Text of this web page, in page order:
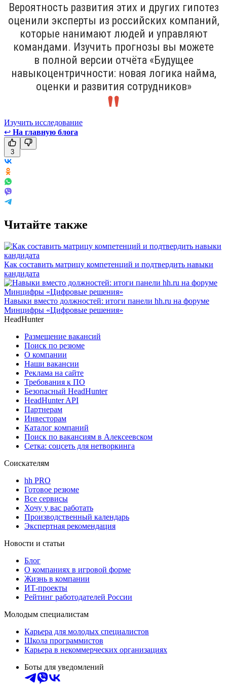
Вероятность развития этих и других гипотез
оценили эксперты из российских компаний,
которые нанимают людей и управляют
командами. Изучить прогнозы вы можете
в полной версии отчёта «Будущее
навыкоцентричности: новая логика найма,
оценки и развития сотрудников»
Изучить исследование
↩ На главную блога
3
Читайте также
Как составить матрицу компетенций и подтвердить навыки
кандидата
Навыки вместо должностей: итоги панели hh.ru на форуме
Минцифры «Цифровые решения»
HeadHunter
Размещение вакансий
Поиск по резюме
О компании
Наши вакансии
Реклама на сайте
Требования к ПО
Безопасный HeadHunter
HeadHunter API
Партнерам
Инвесторам
Каталог компаний
Поиск по вакансиям в Алексеевском
Сетка: соцсеть для нетворкинга
Соискателям
hh PRO
Готовое резюме
Все сервисы
Хочу у вас работать
Производственный календарь
Экспертная рекомендация
Новости и статьи
Блог
О компаниях в игровой форме
Жизнь в компании
ИТ-проекты
Рейтинг работодателей России
Молодым специалистам
Карьера для молодых специалистов
Школа программистов
Карьера в некоммерческих организациях
Боты для уведомлений